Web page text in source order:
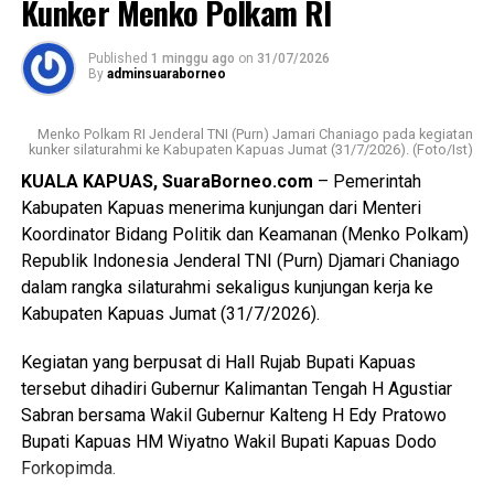
Messenger
Kalimantan Tengah tertanggal 20 Juli 2026.
Berdasarkan hasil penyelidikan aksi nekat itu dipicu
pertengkaran antara tersangka dengan kekasihnya Rah
hari dan bahkan disertai ancaman akan membakar kamar
“Malam kejadian tersangka sempat datang ke lokasi dan
berkumpul bersama para korban. Namun usai kembali dari
menonton pertandingan final Piala Dunia ia kembali
mendatangi barak karena kembali terlibat cekcok dengan
korban,” katanya.
Nah saat pintu kamar dikunci dari dalam tersangka
menggedor hingga mendobrak pintu kemudian masuk
sambil merusak sejumlah barang dan melanjutkan
pertengkaran.
Kunker Menko Polkam RI
Published 1 minggu ago on 31/07/2026
By adminsuaraborneo
Menko Polkam RI Jenderal TNI (Purn) Jamari Chaniago pada kegiatan
kunker silaturahmi ke Kabupaten Kapuas Jumat (31/7/2026). (Foto/Ist)
KUALA KAPUAS, SuaraBorneo.com – Pemerintah
Kabupaten Kapuas menerima kunjungan dari Menteri
Koordinator Bidang Politik dan Keamanan (Menko Polkam)
Republik Indonesia Jenderal TNI (Purn) Djamari Chaniago
dalam rangka silaturahmi sekaligus kunjungan kerja ke
Kabupaten Kapuas Jumat (31/7/2026).
Kegiatan yang berpusat di Hall Rujab Bupati Kapuas
tersebut dihadiri Gubernur Kalimantan Tengah H Agustiar
Sabran bersama Wakil Gubernur Kalteng H Edy Pratowo
Bupati Kapuas HM Wiyatno Wakil Bupati Kapuas Dodo
Forkopimda.